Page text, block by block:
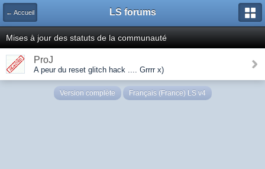
← Accueil LS forums
Mises à jour des statuts de la communauté
ProJ
A peur du reset glitch hack .... Grrrr x)
Version complète Français (France) LS v4